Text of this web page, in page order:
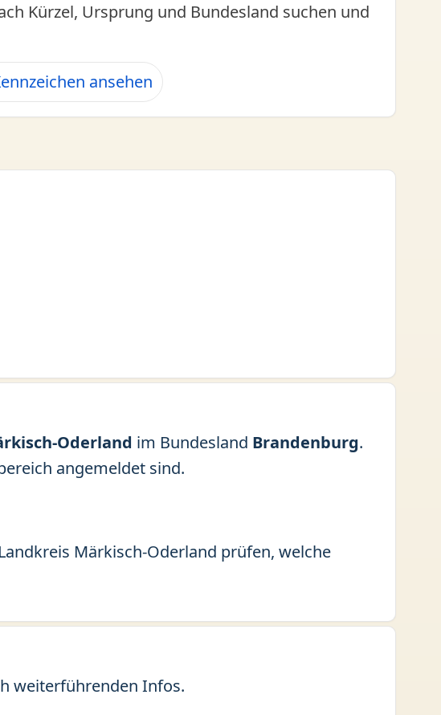
Kürzel, Ursprung und Bundesland suchen und
ansehen
Oderland im Bundesland Brandenburg.
angemeldet sind.
Märkisch-Oderland prüfen, welche
weiterführenden Infos.